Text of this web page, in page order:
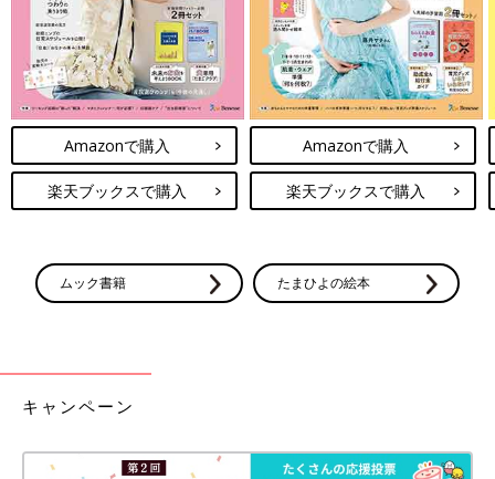
――最近のオシャレの失敗談を聞かせてください。
しました……」
Amazonで購入
楽天ブックスで購入
Amazonで購入
楽天ブックスで購入
ムック書籍 たまひよの絵本
キャンペーン